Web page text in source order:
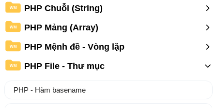
WM PHP Chuỗi (String)
WM PHP Mảng (Array)
WM PHP Mệnh đề - Vòng lặp
WM PHP File - Thư mục
PHP - Hàm basename